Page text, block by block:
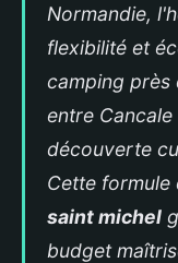
Normandie,
flexibilité et
camping près
entre
découverte
Cette formule
saint michel
budget